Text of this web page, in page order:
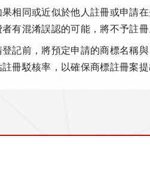
登入
註冊
相同或近似於他人註冊或申請
有混淆誤認的可能，將不予註冊
記前，將預定申請的商標名稱
冊駁核率，以確保商標註冊案提